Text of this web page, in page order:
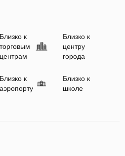
Близко к
торговым
центрам
Близко к
центру
города
Близко к
аэропорту
Близко к
школе